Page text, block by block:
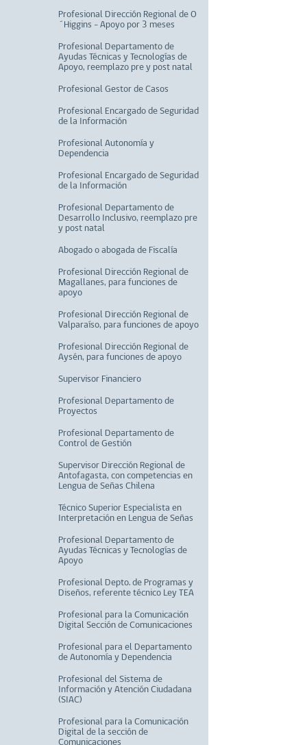
Profesional Dirección Regional de O
´Higgins - Apoyo por 3 meses
Profesional Departamento de
Ayudas Técnicas y Tecnologías de
Apoyo, reemplazo pre y post natal
Profesional Gestor de Casos
Profesional Encargado de Seguridad
de la Información
Profesional Autonomía y
Dependencia
Profesional Encargado de Seguridad
de la Información
Profesional Departamento de
Desarrollo Inclusivo, reemplazo pre
y post natal
Abogado o abogada de Fiscalía
Profesional Dirección Regional de
Magallanes, para funciones de
apoyo
Profesional Dirección Regional de
Valparaíso, para funciones de apoyo
Profesional Dirección Regional de
Aysén, para funciones de apoyo
Supervisor Financiero
Profesional Departamento de
Proyectos
Profesional Departamento de
Control de Gestión
Supervisor Dirección Regional de
Antofagasta, con competencias en
Lengua de Señas Chilena
Técnico Superior Especialista en
Interpretación en Lengua de Señas
Profesional Departamento de
Ayudas Técnicas y Tecnologías de
Apoyo
Profesional Depto. de Programas y
Diseños, referente técnico Ley TEA
Profesional para la Comunicación
Digital Sección de Comunicaciones
Profesional para el Departamento
de Autonomía y Dependencia
Profesional del Sistema de
Información y Atención Ciudadana
(SIAC)
Profesional para la Comunicación
Digital de la sección de
Comunicaciones